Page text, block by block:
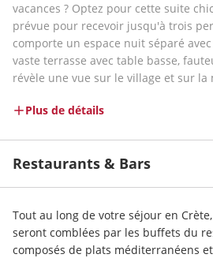
vacances ? Optez pour cette suite
prévue pour recevoir jusqu'à trois
comporte un espace nuit séparé
vaste terrasse avec table basse,
révèle une vue sur le village et sur la
Plus de détails
Restaurants & Bars
Tout au long de votre séjour en
seront comblées par les buffets du
composés de plats méditerranéens